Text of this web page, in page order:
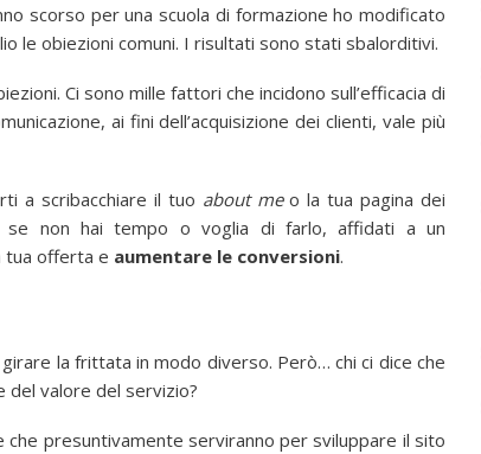
scorso per una scuola di formazione ho modificato
le obiezioni comuni. I risultati sono stati sbalorditivi.
Ci sono mille fattori che incidono sull’efficacia di
ai fini dell’acquisizione dei clienti, vale più
a scribacchiare il tuo about meo la tua pagina dei
se non hai tempo o voglia di farlo, affidati a un
tua offerta e aumentare le conversioni.
la frittata in modo diverso. Però… chi ci dice che
del valore del servizio?
presuntivamente serviranno per sviluppare il sito